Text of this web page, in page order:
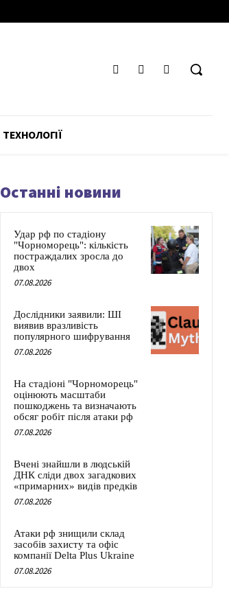
ТЕХНОЛОГІЇ
Останні новини
Удар рф по стадіону
"Чорноморець": кількість
постраждалих зросла до
двох
07.08.2026
Дослідники заявили: ШІ
виявив вразливість
популярного шифрування
07.08.2026
На стадіоні "Чорноморець"
оцінюють масштаби
пошкоджень та визначають
обсяг робіт після атаки рф
07.08.2026
Вчені знайшли в людській
ДНК сліди двох загадкових
«примарних» видів предків
07.08.2026
Атаки рф знищили склад
засобів захисту та офіс
компанії Delta Plus Ukraine
07.08.2026